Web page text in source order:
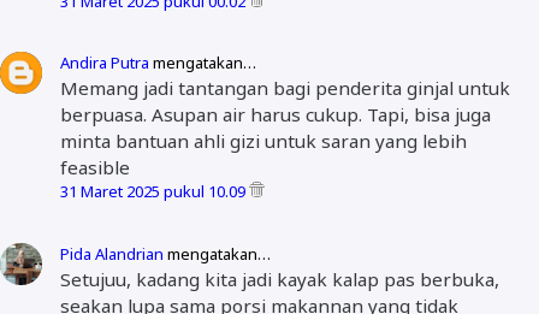
Andira Putra mengatakan…
Memang jadi tantangan bagi penderita ginjal untuk
berpuasa. Asupan air harus cukup. Tapi, bisa juga
minta bantuan ahli gizi untuk saran yang lebih
feasible
31 Maret 2025 pukul 10.09
Pida Alandrian mengatakan…
Setujuu, kadang kita jadi kayak kalap pas berbuka,
seakan lupa sama porsi makannan yang tidak